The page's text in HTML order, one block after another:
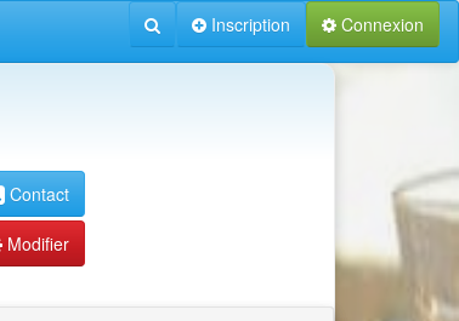
Connexion
Inscription
Contact
Modifier